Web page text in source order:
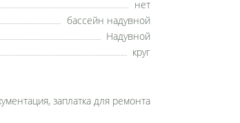
нет
бассейн надувной
Надувной
круг
заплатка для ремонта